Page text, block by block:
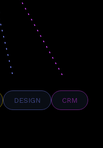
DESIGN CRM